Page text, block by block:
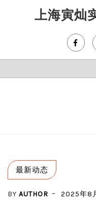
上海寅灿
Close
最新动态
BY AUTHOR 2025年8